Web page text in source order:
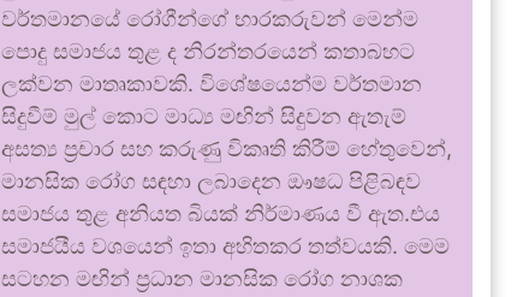
වර්තමානයේ රෝගීන්ගේ භාරකරුවන් මෙන්ම
පොදු සමාජය තුළ ද නිරන්තරයෙන් කතාබහට
ලක්වන මාතෘකාවකි. විශේෂයෙන්ම වර්තමාන
සිදුවීම් මුල් කොට මාධ්‍ය මඟින් සිදුවන ඇතැම්
අසත්‍ය ප්‍රචාර සහ කරුණු විකෘති කිරීම් හේතුවෙන්,
මානසික රෝග සඳහා ලබාදෙන ඖෂධ පිළිබඳව
සමාජය තුළ අනියත බියක් නිර්මාණය වී ඇත.එය
සමාජයීය වශයෙන් ඉතා අහිතකර තත්වයකි. මෙම
සටහන මඟින් ප්‍රධාන මානසික රෝග නාශක